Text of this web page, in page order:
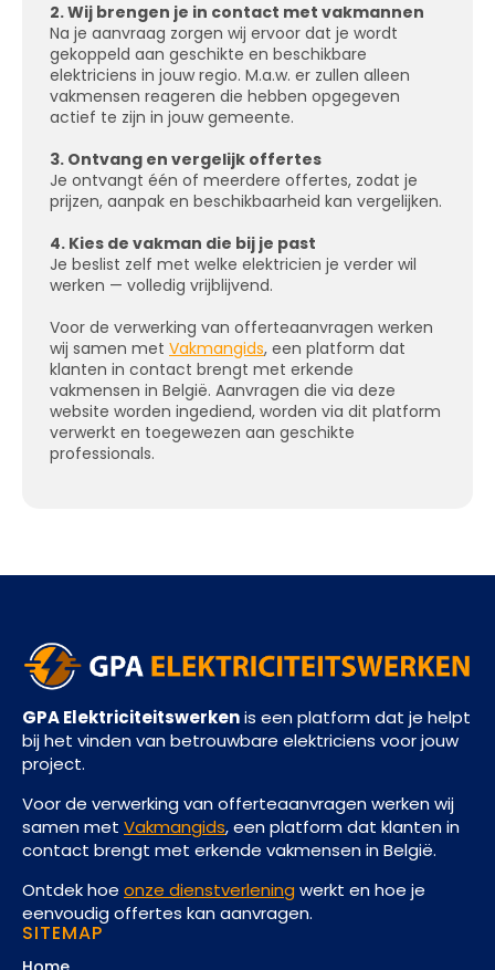
2. Wij brengen je in contact met vakmannen
Na je aanvraag zorgen wij ervoor dat je wordt
gekoppeld aan geschikte en beschikbare
elektriciens in jouw regio. M.a.w. er zullen alleen
vakmensen reageren die hebben opgegeven
actief te zijn in jouw gemeente.
3. Ontvang en vergelijk offertes
Je ontvangt één of meerdere offertes, zodat je
prijzen, aanpak en beschikbaarheid kan vergelijken.
4. Kies de vakman die bij je past
Je beslist zelf met welke elektricien je verder wil
werken — volledig vrijblijvend.
Voor de verwerking van offerteaanvragen werken
wij samen met Vakmangids, een platform dat
klanten in contact brengt met erkende
vakmensen in België. Aanvragen die via deze
website worden ingediend, worden via dit platform
verwerkt en toegewezen aan geschikte
professionals.
GPA Elektriciteitswerkenis een platform dat je helpt
bij het vinden van betrouwbare elektriciens voor jouw
project.
Voor de verwerking van offerteaanvragen werken wij
samen met Vakmangids, een platform dat klanten in
contact brengt met erkende vakmensen in België.
Ontdek hoe onze dienstverleningwerkt en hoe je
eenvoudig offertes kan aanvragen.
SITEMAP